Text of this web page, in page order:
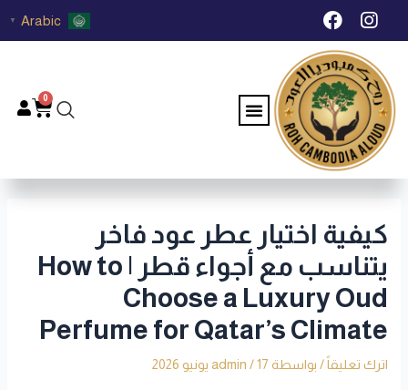
تخطي I
n
s
t
a
g
r
a
m
F
a
c
e
b
o
o
k
Arabic
▼
Menu
0
كيفية اختيار عطر عود فاخر
يتناسب مع أجواء قطر | How to
Choose a Luxury Oud
Perfume for Qatar’s Climate
اترك تعليقاً / بواسطة admin /17 يونيو 2026
Post
navigation